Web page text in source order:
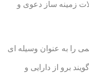
زمینه ساز دعوی و
را به عنوان وسیله ای
برو از دارایی و